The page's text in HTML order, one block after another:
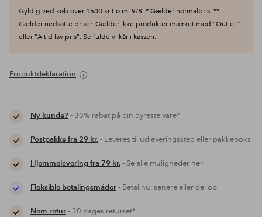
Gyldig ved køb over 1500 kr t.o.m. 9/8. * Gælder normalpris. **
Gælder nedsatte priser. Gælder ikke produkter mærket med "Outlet"
eller "Altid lav pris". Se fulde vilkår i kassen.
Produktdeklaration
Ny kunde?- 30% rabat på din dyreste vare*
Postpakke fra 29 kr.- Leveres til udleveringssted eller pakkeboks
Hjemmelevering fra 79 kr.- Se alle muligheder her
Fleksible betalingsmåder- Betal nu, senere eller del op
Nem retur- 30 dages returret*